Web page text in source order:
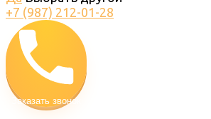
+7 (987) 212-01-28
Заказать звонок